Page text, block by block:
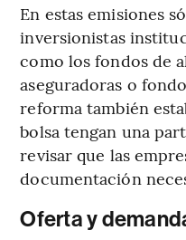
En estas emisiones
inversionistas
como los fondos de
aseguradoras o
reforma también
bolsa tengan una
revisar que las
documentación
Oferta y